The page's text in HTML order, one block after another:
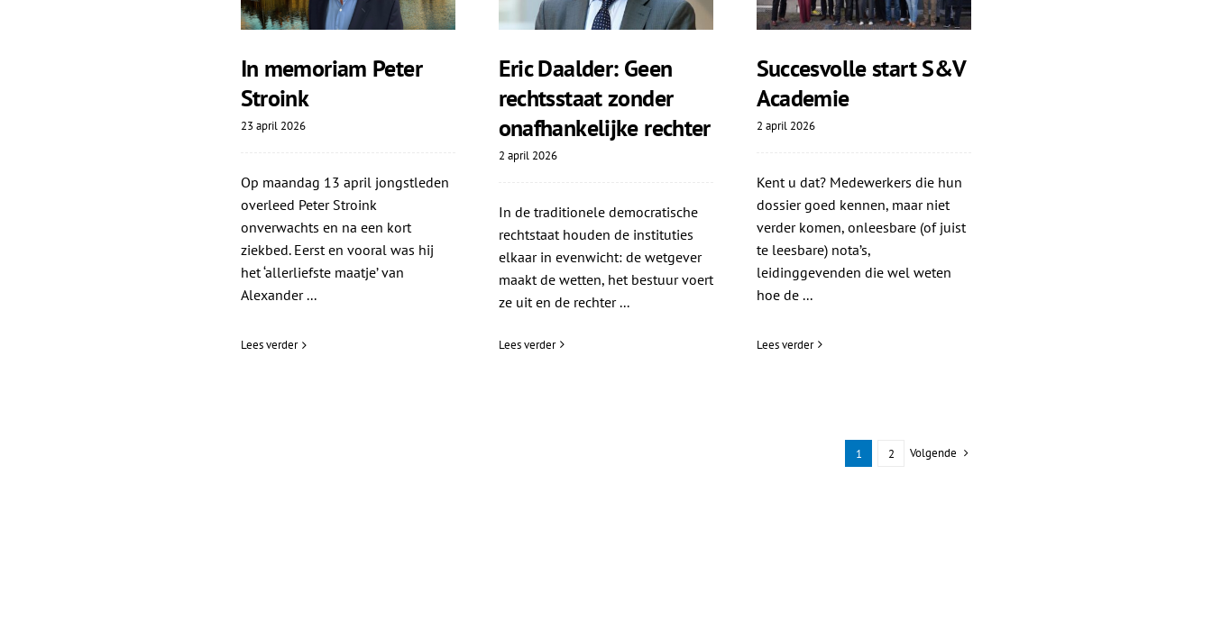
In memoriam Peter
Stroink
23 april 2026
Op maandag 13 april jongstleden
overleed Peter Stroink
onverwachts en na een kort
ziekbed. Eerst en vooral was hij
het ‘allerliefste maatje’ van
Alexander ...
Lees verder
Eric Daalder: Geen
rechtsstaat zonder
onafhankelijke rechter
2 april 2026
In de traditionele democratische
rechtstaat houden de instituties
elkaar in evenwicht: de wetgever
maakt de wetten, het bestuur voert
ze uit en de rechter ...
Lees verder
Succesvolle start S&V
Academie
2 april 2026
Kent u dat? Medewerkers die hun
dossier goed kennen, maar niet
verder komen, onleesbare (of juist
te leesbare) nota’s,
leidinggevenden die wel weten
hoe de ...
Lees verder
1 2 Volgende